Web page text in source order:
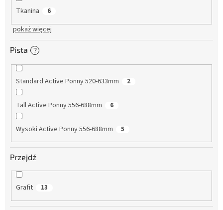
Tkanina 6
pokaż więcej
Pista ?
Standard Active Ponny 520-633mm 2
Tall Active Ponny 556-688mm 6
Wysoki Active Ponny 556-688mm 5
Przejdź
Grafit 13